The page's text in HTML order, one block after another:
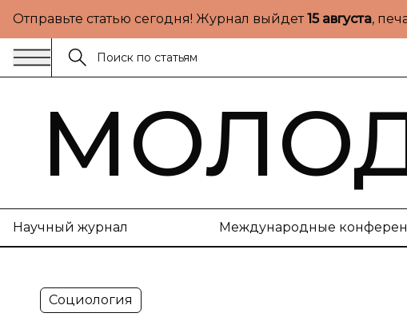
Отправьте статью сегодня! Журнал выйдет15 августа,
Научный журнал Международные
Социология